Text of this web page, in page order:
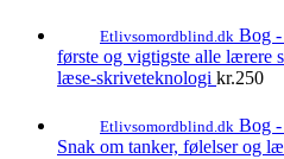
pris
var:
kr.199.
Etlivsomordblind.dk Bog -
første og vigtigste alle lærere
læse-skriveteknologi kr.250
Etlivsomordblind.dk Bog
Snak om tanker, følelser og